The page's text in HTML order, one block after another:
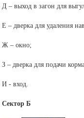
Д – выход в загон для
Е – дверка для удаления
Ж – окно;
З – дверка для подачи
И - вход.
Сектор Б